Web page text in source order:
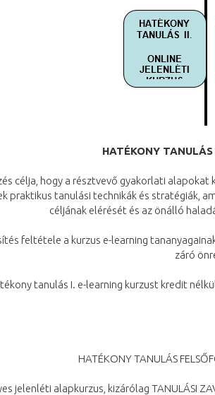
HATÉKONY
célja, hogy a résztvevő gyakorlati
praktikus tanulási technikák és stratégiák,
céljának elérését és az önálló
feltétele a kurzus e-learning
záró
tanulás I. e-learning kurzust kredit
HATÉKONY TANULÁS
jelenléti alapkurzus, kizárólag TANULÁSI